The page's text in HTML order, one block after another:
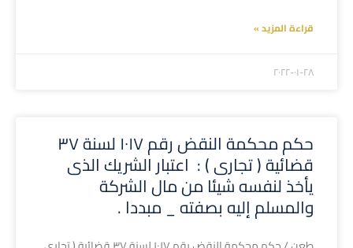
قراءة المزيد »
۲۰۲۲-۰۱-۲۸
حكم محكمة النقض رقم ١٠١٧ لسنة ٣٧
قضائية ( تجارى ) : اعتبار الشريك الذى
يأخذ لنفسه شيئا من مال الشركة
والمسلم إليه بصفته _ مبددا .